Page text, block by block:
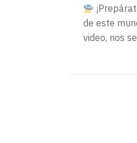
de este
video, nos